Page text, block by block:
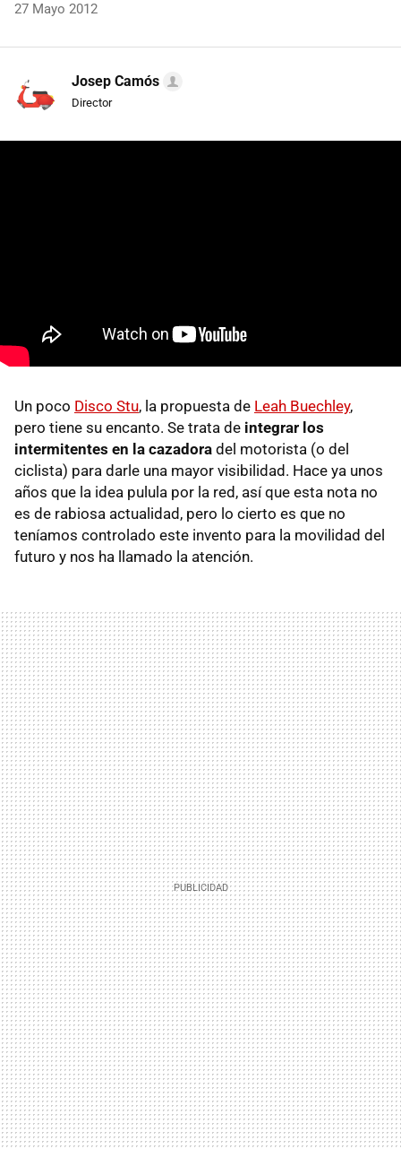
27 Mayo 2012
Josep Camós
Director
Un poco Disco Stu, la propuesta de Leah Buechley,
pero tiene su encanto. Se trata de integrar los
intermitentes en la cazadora del motorista (o del
ciclista) para darle una mayor visibilidad. Hace ya unos
años que la idea pulula por la red, así que esta nota no
es de rabiosa actualidad, pero lo cierto es que no
teníamos controlado este invento para la movilidad del
futuro y nos ha llamado la atención.